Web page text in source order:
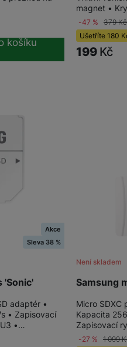
mohli zobrazit vhodné
košíku
magnet •
-47 % 379Kč
Ušetříte 180
199 Kč
'Sonic'
Akce
Sleva 38 %
adaptér •
• Zapisovací
•…
Samsung
Není skladem
Micro SDXC
Kapacita
Zapisovací
-27 % 1 099